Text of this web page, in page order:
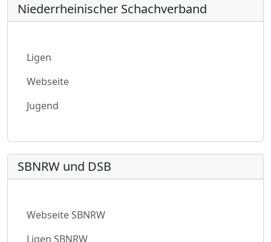
Niederrheinischer Schachverband
Ligen
Webseite
Jugend
SBNRW und DSB
Webseite SBNRW
Ligen SBNRW